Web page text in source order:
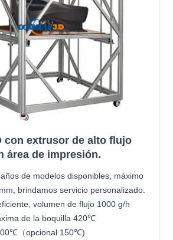
con extrusor de alto flujo
área de impresión.
de modelos disponibles, máximo
brindamos servicio personalizado.
volumen de flujo 1000 g/h
de la boquilla 420℃
（opcional 150℃)